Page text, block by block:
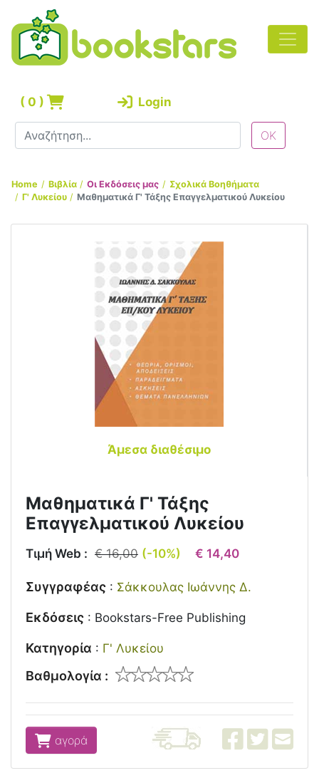
( 0 ) Login
Home Βιβλία Οι Εκδόσεις μας
Σχολικά Βοηθήματα
Γ' Λυκείου
Μαθηματικά Γ' Τάξης Επαγγελματικού Λυκείου
Άμεσα διαθέσιμο
Μαθηματικά Γ' Τάξης
Επαγγελματικού Λυκείου
Τιμή Web : € 16,00 (-10%) € 14,40
Συγγραφέας : Σάκκουλας Ιωάννης Δ.
Εκδόσεις : Bookstars-Free Publishing
Κατηγορία : Γ' Λυκείου
Βαθμολογία :
αγορά